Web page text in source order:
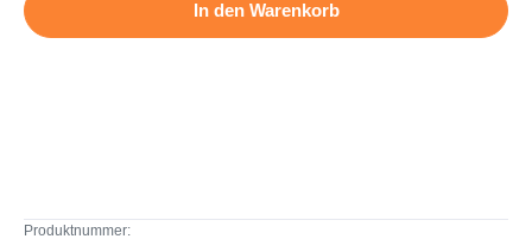
In den Warenkorb
Produktnummer: